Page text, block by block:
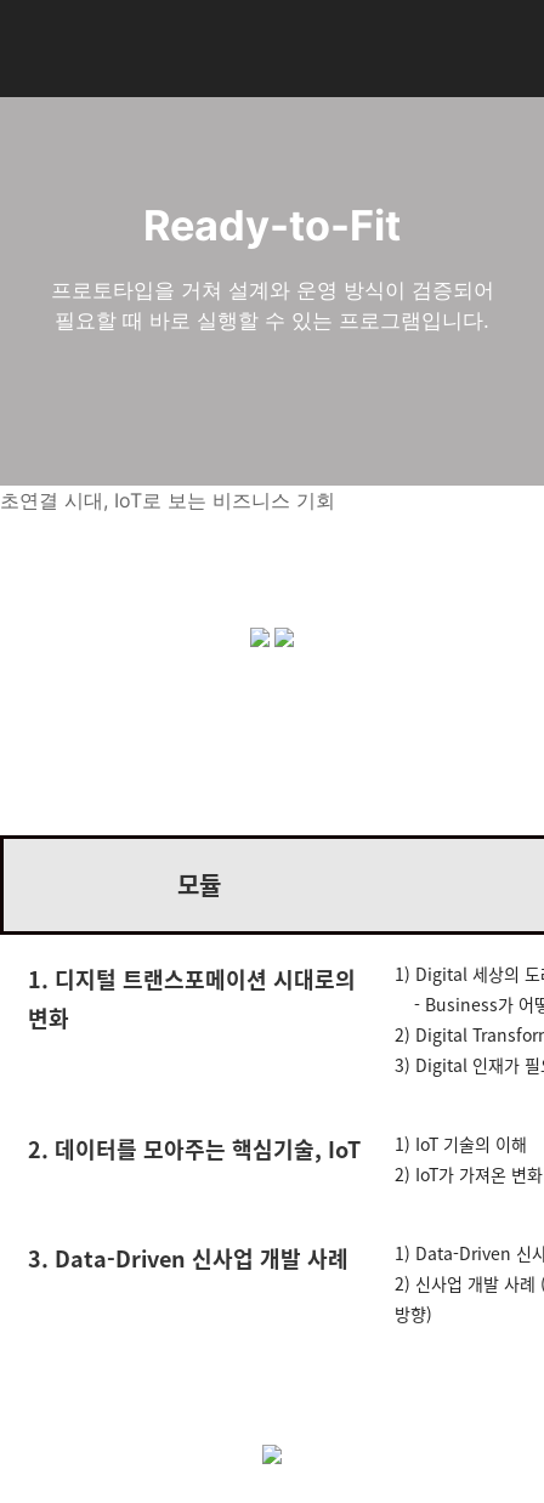
Ready-to-Fit
프로토타입을 거쳐 설계와 운영 방식이 검증되어
필요할 때 바로 실행할 수 있는 프로그램입니다.
초연결 시대, IoT로 보는 비즈니스 기회
모듈
1. 디지털 트랜스포메이션 시대로의
변화
1) Digital 세상의 도
- Business가 어
2) Digital
3) Digital 인재가 필
2. 데이터를 모아주는 핵심기술, IoT
1) IoT 기술의 이해
2) IoT가 가져온 변화
3. Data-Driven 신사업 개발 사례
1) Data-Driven 신
2) 신사업 개발 사례
방향)